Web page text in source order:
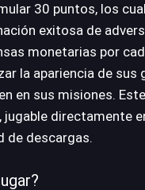
30 puntos, los
exitosa de
monetarias por
la apariencia de
en sus misiones.
jugable directamente
de descargas.